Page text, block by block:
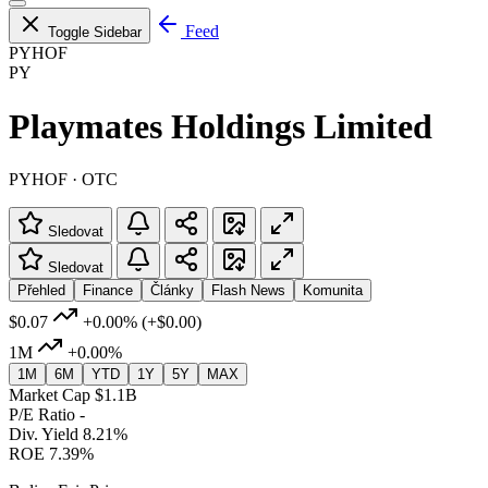
Toggle Sidebar
Feed
PYHOF
PY
Playmates Holdings Limited
PYHOF · OTC
Sledovat
Sledovat
Přehled
Finance Články Flash News Komunita
$0.07 +0.00% (+$0.00)
1M
+0.00%
1M 6M YTD 1Y 5Y MAX
Market Cap $1.1B
P/E Ratio -
Div. Yield 8.21%
ROE 7.39%